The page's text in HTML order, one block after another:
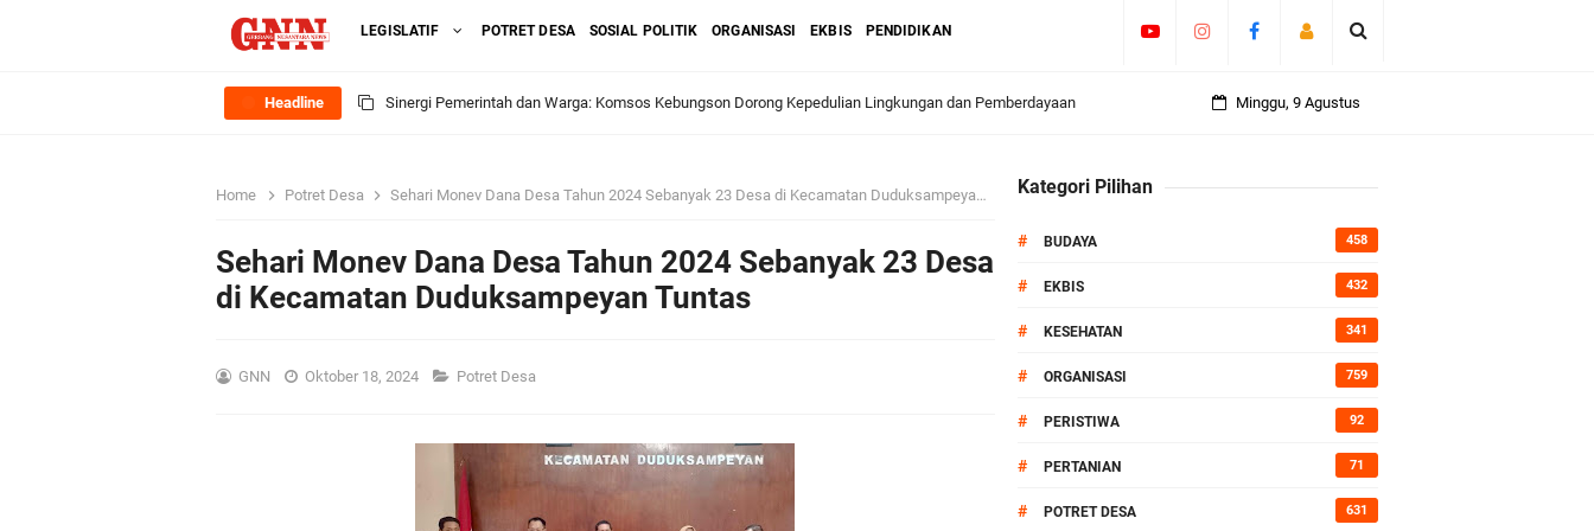
LEGISLATIF POTRET DESA SOSIAL POLITIK ORGANISASI EKBIS PENDIDIKAN
Headline Sinergi Pemerintah dan Warga: Komsos Kebungson Dorong Kepedulian Lingkungan dan Pemberdayaan
BerdampakNarasi
Bupati Gresik Cup 2026 siap Digelar, Ajang Strategis Cetak Atlet Menuju Porprov Jatim 2027
Minggu, 9 Agustus
Home Potret Desa Sehari Monev Dana Desa Tahun 2024 Sebanyak 23 Desa di Kecamatan Duduksampeyan Tuntas
Sehari Monev Dana Desa Tahun 2024 Sebanyak 23 Desa
di Kecamatan Duduksampeyan Tuntas
GNN Oktober 18, 2024 Potret Desa
Kategori Pilihan
# BUDAYA 458
# EKBIS 432
# KESEHATAN 341
# ORGANISASI 759
# PERISTIWA 92
# PERTANIAN 71
# POTRET DESA 631